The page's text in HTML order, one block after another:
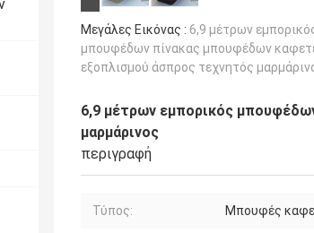
Μεγάλες Εικόνας : 6,9 μέτρων
μπουφέδων πίνακας μπουφέδων
εξοπλισμού άσπρος τεχνητός
6,9 μέτρων εμπορικός
μαρμάρινος
περιγραφή
Τύπος: Μπουφές